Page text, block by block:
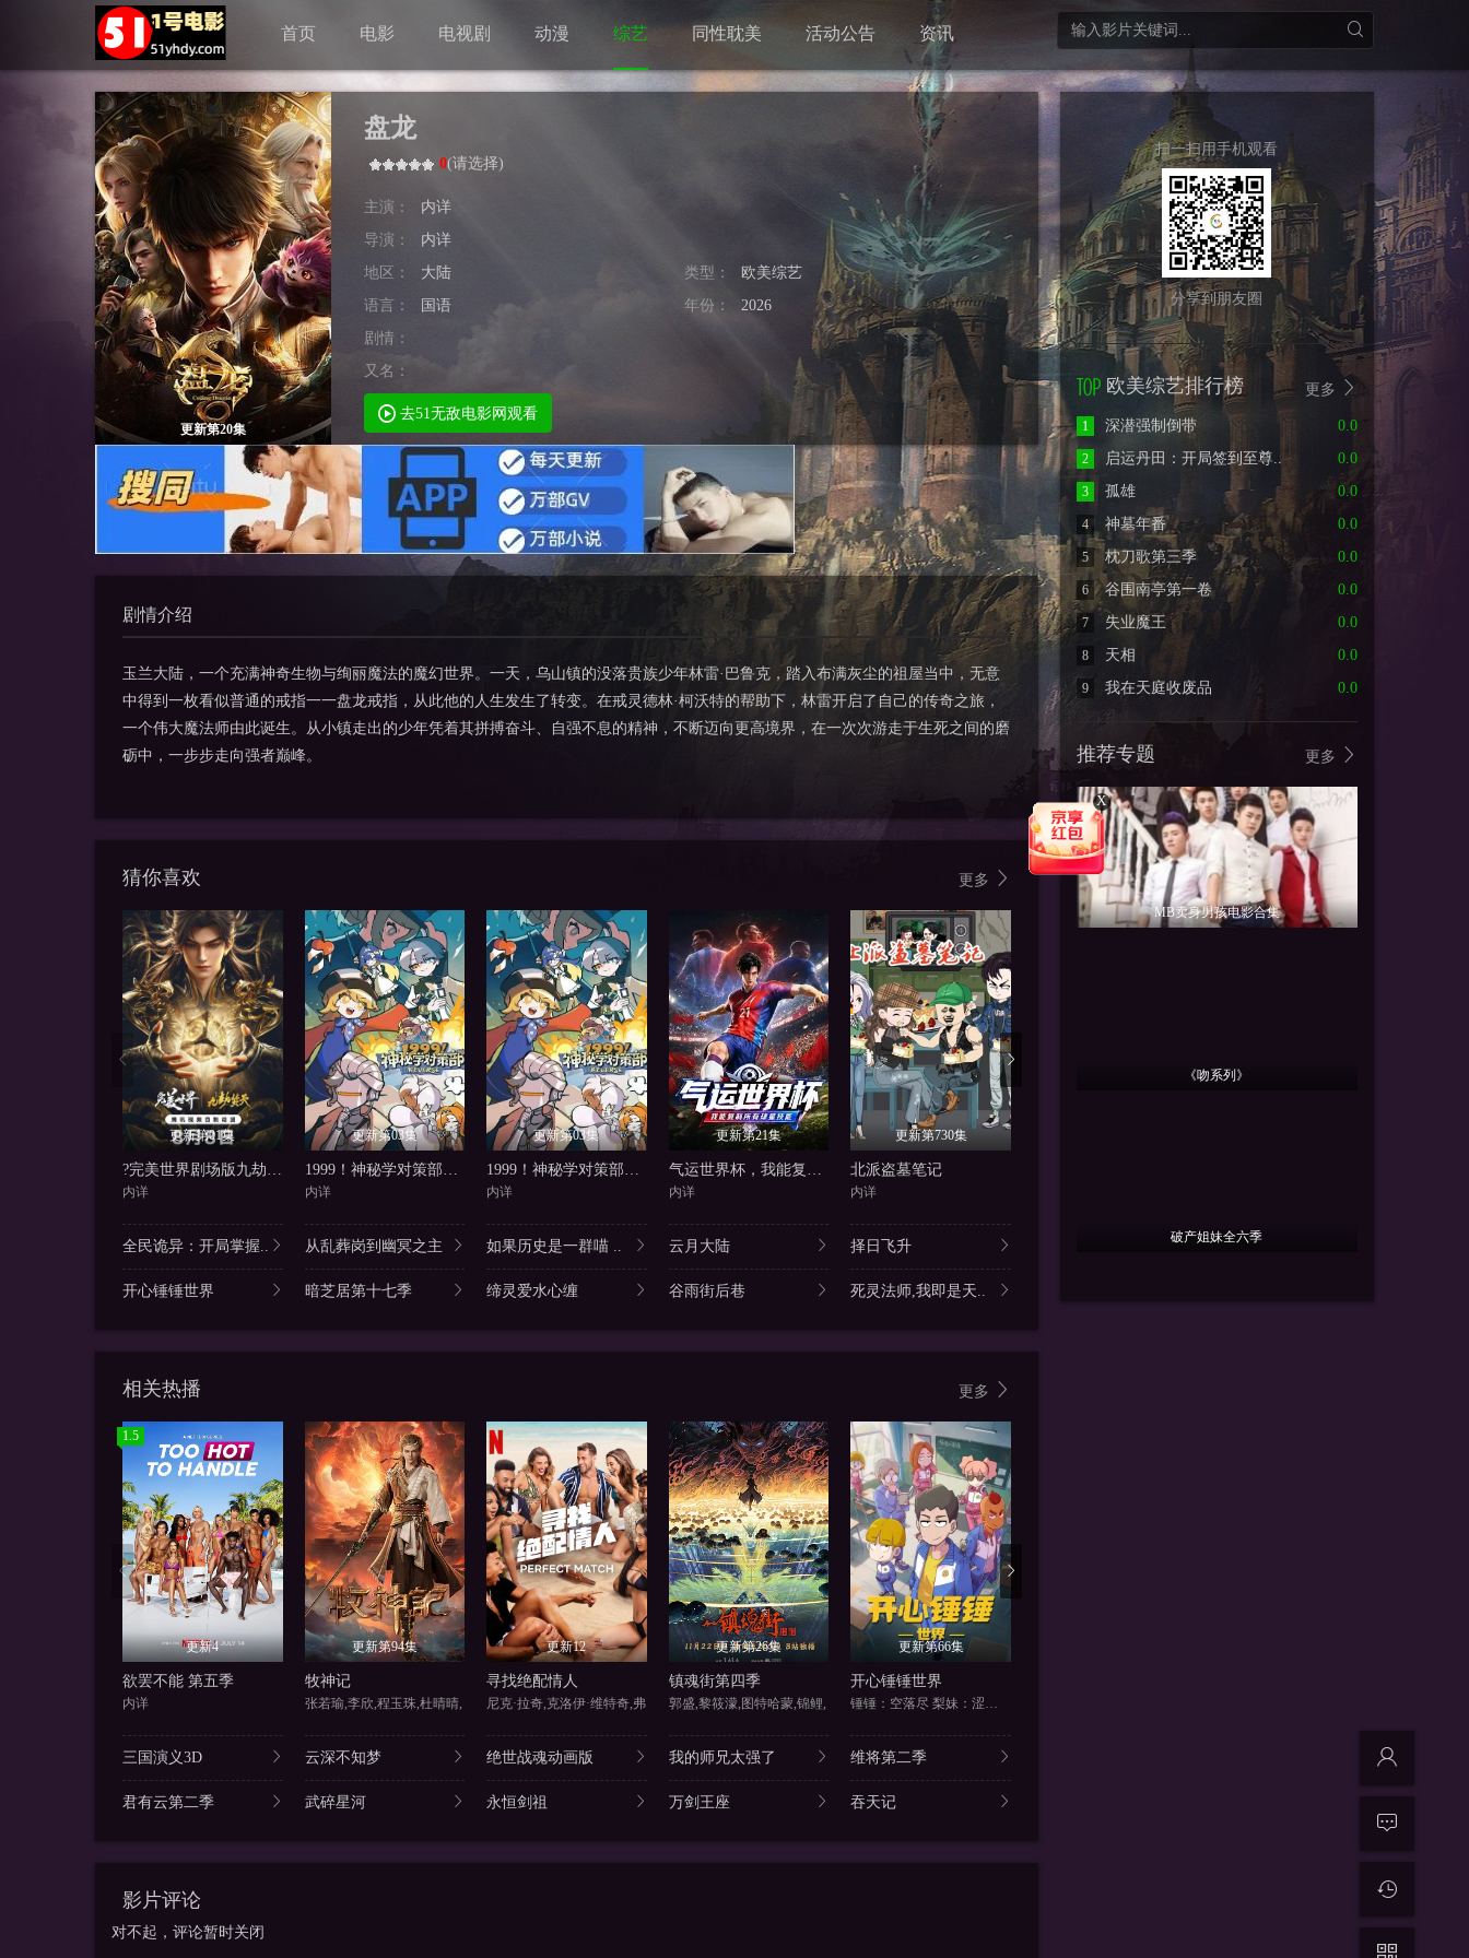
首页 电影 电视剧 动漫 综艺 同性耽美 活动公告 资讯
更新第20集
盘龙
0(请选择)
主演：
内详
导演：
内详
地区：
大陆 类型：
欧美综艺
语言：
国语 年份：
2026
剧情：
又名：
去51无敌电影网观看
剧情介绍
玉兰大陆，一个充满神奇生物与绚丽魔法的魔幻世界。一天，乌山镇的没落贵族少年林雷·巴鲁克，踏入布满灰尘的祖屋当中，无意
中得到一枚看似普通的戒指一一盘龙戒指，从此他的人生发生了转变。在戒灵德林·柯沃特的帮助下，林雷开启了自己的传奇之旅，
一个伟大魔法师由此诞生。从小镇走出的少年凭着其拼搏奋斗、自强不息的精神，不断迈向更高境界，在一次次游走于生死之间的磨
砺中，一步步走向强者巅峰。
更多
猜你喜欢
更新第01集
?完美世界剧场版九劫焚天?
内详
更新第03集
1999！神秘学对策部中配版
内详
更新第03集
1999！神秘学对策部英配版
内详
更新第21集
气运世界杯，我能复制所有球星技能
内详
更新第730集
北派盗墓笔记
内详
全民诡异：开局掌握.. 从乱葬岗到幽冥之主 如果历史是一群喵 .. 云月大陆 择日飞升
开心锤锤世界 暗芝居第十七季 缔灵爱水心缠 谷雨街后巷 死灵法师,我即是天..
更多
相关热播
1.5
更新4
欲罢不能 第五季
内详
更新第94集
牧神记
张若瑜,李欣,程玉珠,杜晴晴,
更新12
寻找绝配情人
尼克·拉奇,克洛伊·维特奇,弗
更新第26集
镇魂街第四季
郭盛,黎筱濛,图特哈蒙,锦鲤,
更新第66集
开心锤锤世界
锤锤：空落尽 梨妹：涩尕猫
三国演义3D 云深不知梦 绝世战魂动画版 我的师兄太强了 维将第二季
君有云第二季 武碎星河 永恒剑祖 万剑王座 吞天记
影片评论
对不起，评论暂时关闭
扫一扫用手机观看
分享到朋友圈
更多
欧美综艺排行榜
0.0
1
深潜强制倒带
0.0
2
启运丹田：开局签到至尊..
0.0
3
孤雄
0.0
4
神墓年番
0.0
5
枕刀歌第三季
0.0
6
谷围南亭第一卷
0.0
7
失业魔王
0.0
8
天相
0.0
9 我在天庭收废品
更多
推荐专题
MB卖身男孩电影合集
《吻系列》
破产姐妹全六季
X